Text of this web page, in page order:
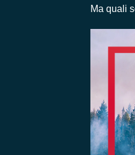
Ma quali